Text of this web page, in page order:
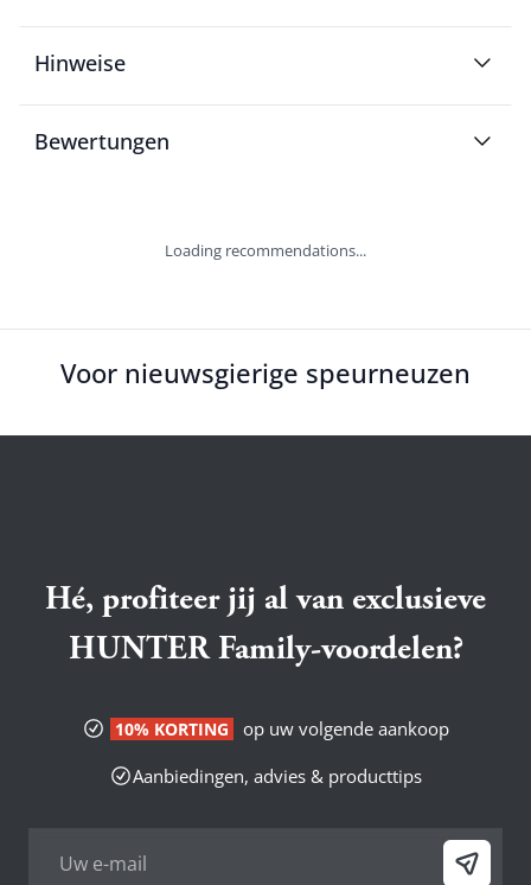
Hinweise
Bewertungen
Loading recommendations...
Voor nieuwsgierige speurneuzen
Hé, profiteer jij al van exclusieve
HUNTER Family-voordelen?
10% KORTING
op uw volgende aankoop
Aanbiedingen, advies & producttips